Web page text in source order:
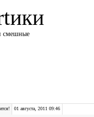
смешные
01 августа, 2011 09:46